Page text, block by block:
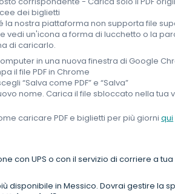
dei biglietti
nostra piattaforma non supporta file
vedi un'icona a forma di lucchetto o la
di caricarlo.
in una nuova finestra di Google
il file PDF in Chrome
“Salva come PDF” e “Salva”
nome. Carica il file sbloccato nella tua
caricare PDF e biglietti per più giorniqui
con UPS o con il servizio di corriere a tua
disponibile in Messico. Dovrai gestire la